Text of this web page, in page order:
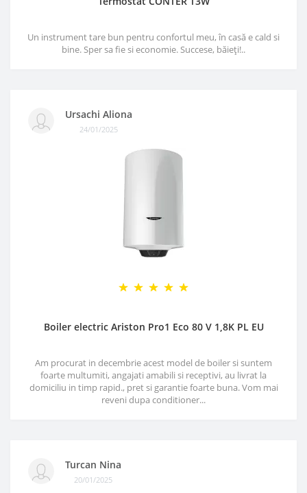
Un instrument tare bun pentru confortul meu, în casă e cald si
bine. Sper sa fie si economie. Succese, băieți!..
Ursachi Aliona
24/01/2025
Boiler electric Ariston Pro1 Eco 80 V 1,8K PL EU
Am procurat in decembrie acest model de boiler si suntem
foarte multumiti, angajati amabili si receptivi, au livrat la
domiciliu in timp rapid., pret si garantie foarte buna. Vom mai
reveni dupa conditioner...
Turcan Nina
20/01/2025